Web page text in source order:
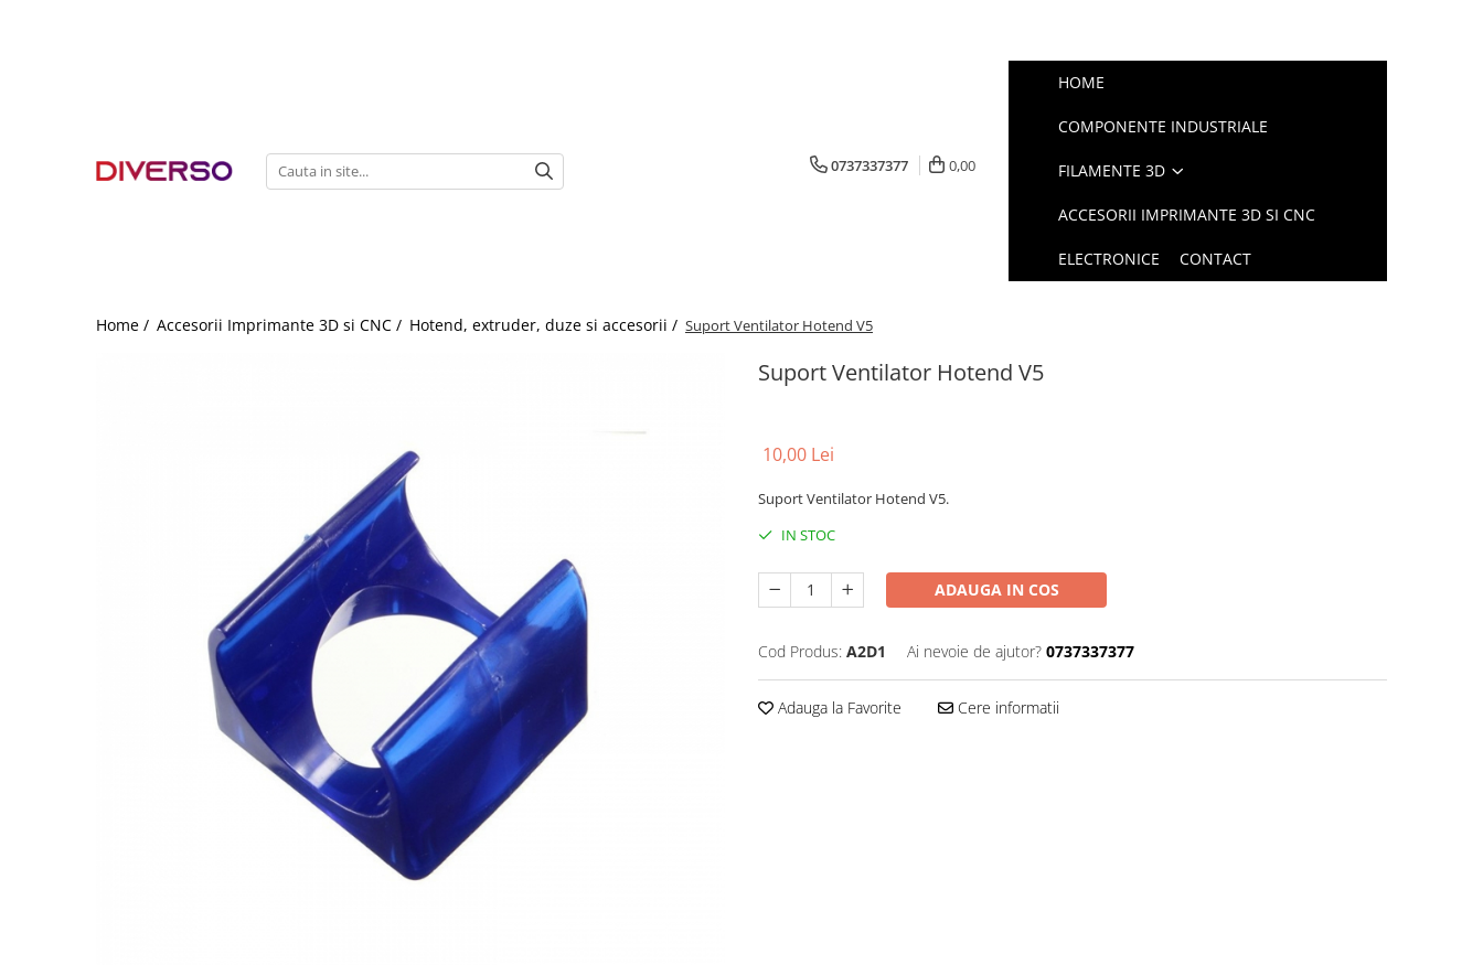
0737337377 0,00
HOME
COMPONENTE INDUSTRIALE
FILAMENTE 3D
ACCESORII IMPRIMANTE 3D SI CNC
ELECTRONICE CONTACT
Home / Accesorii Imprimante 3D si CNC / Hotend, extruder, duze si accesorii / Suport Ventilator Hotend V5
Suport Ventilator Hotend V5
10,00 Lei
Suport Ventilator Hotend V5.
IN STOC
ADAUGA IN COS
Cod Produs: A2D1 Ai nevoie de ajutor? 0737337377
Adauga la Favorite Cere informatii